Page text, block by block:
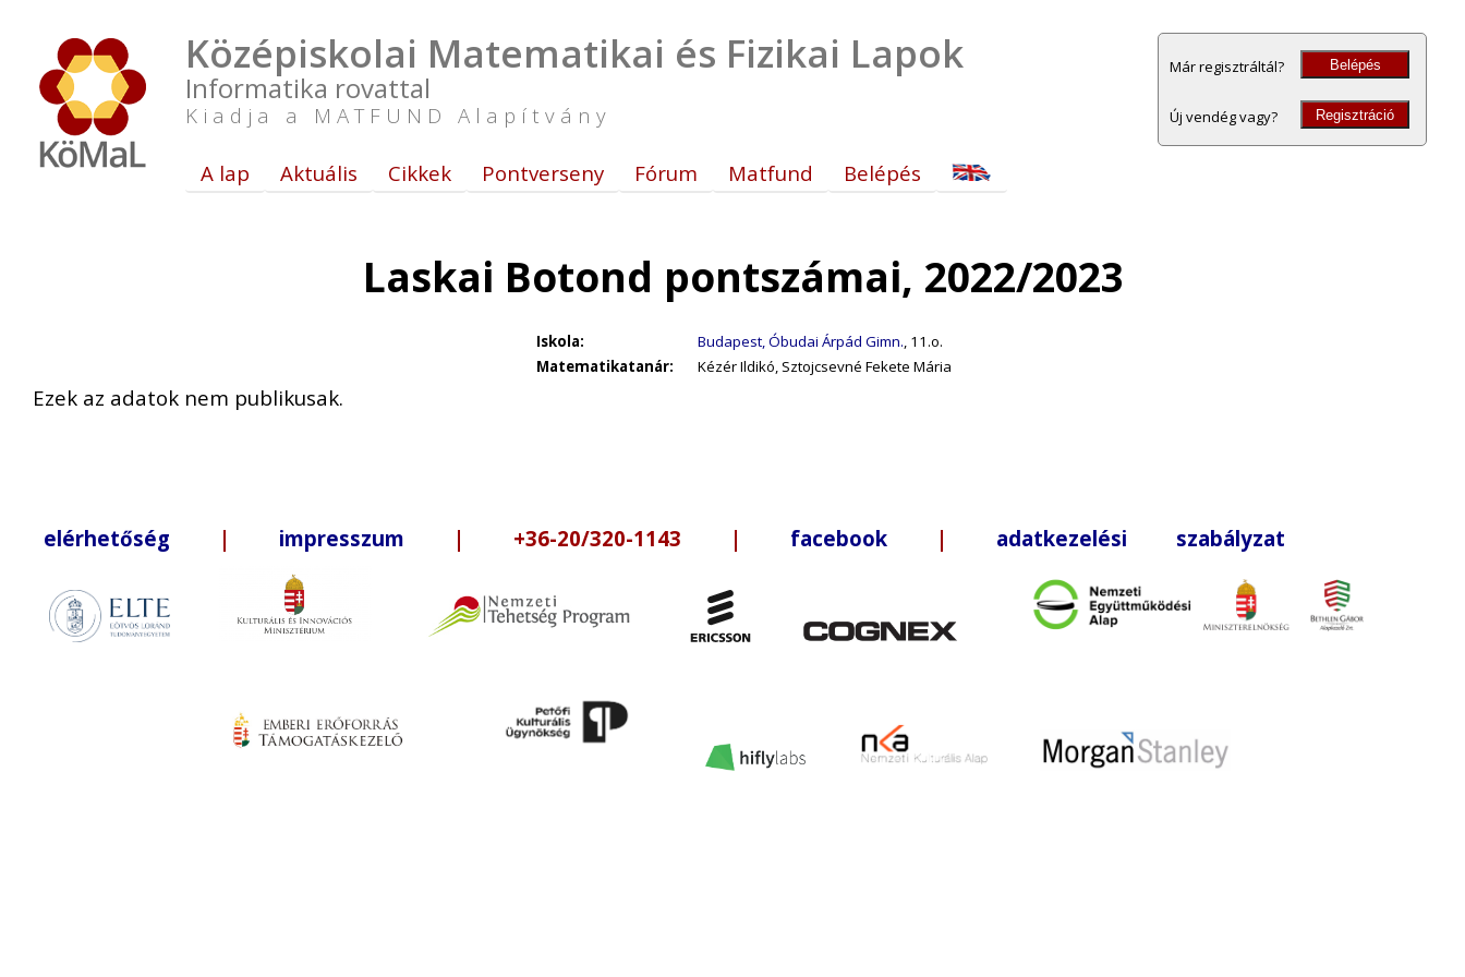
Középiskolai Matematikai és Fizikai Lapok
Informatika rovattal
Kiadja a MATFUND Alapítvány
Már regisztráltál? Belépés
Új vendég vagy? Regisztráció
A lap Aktuális Cikkek Pontverseny Fórum Matfund Belépés
Laskai Botond pontszámai, 2022/2023
Iskola: Budapest, Óbudai Árpád Gimn., 11.o.
Matematikatanár:
Kézér Ildikó, Sztojcsevné Fekete Mária
Ezek az adatok nem publikusak.
elérhetőség | impresszum | +36-20/320-1143 | facebook | adatkezelési szabályzat